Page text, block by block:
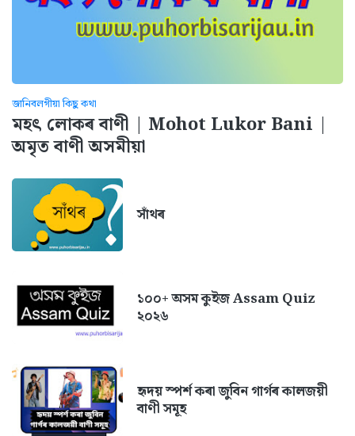
জানিবলগীয়া কিছু কথা
মহৎ লোকৰ বাণী | Mohot Lukor Bani |
অমৃত বাণী অসমীয়া
সাঁথৰ
১০০+ অসম কুইজ Assam Quiz
২০২৬
হৃদয় স্পৰ্শ কৰা জুবিন গাৰ্গৰ কালজয়ী
বাণী সমূহ